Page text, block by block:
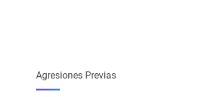
Agresiones Previas